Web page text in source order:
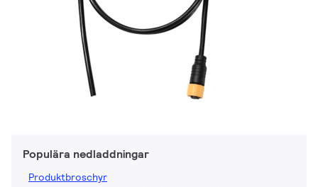
Populära nedladdningar
Produktbroschyr